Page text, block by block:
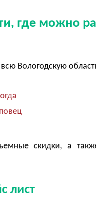
где можно
Вологодскую
скидки, а
лист